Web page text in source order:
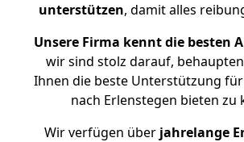
unterstützen, damit alles
Unsere Firma kennt die besten
wir sind stolz darauf,
Ihnen die beste Unterstützung
nach Erlenstegen bieten zu
Wir verfügen überjahrelange